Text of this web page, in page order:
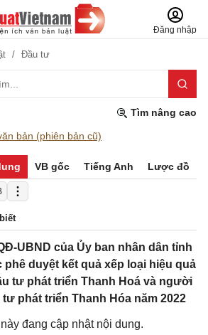
Đăng nhập
Đầu tư
Tìm nâng cao
bản (phiên bản cũ)
VB gốc Tiếng Anh Lược đồ
UBND của Ủy ban nhân dân tỉnh
phê duyệt kết quả xếp loại hiệu quả
tư phát triển Thanh Hoá và người
phát triển Thanh Hóa năm 2022
đang cập nhật nội dung.